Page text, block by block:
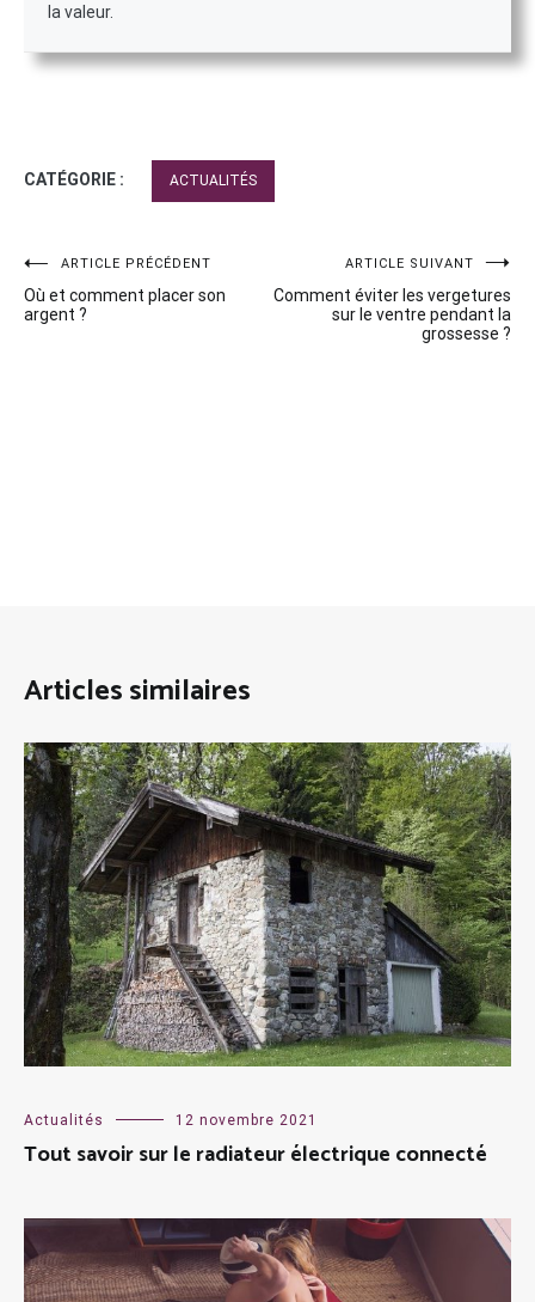
la valeur.
CATÉGORIE : ACTUALITÉS
Navigation
de
ARTICLE PRÉCÉDENT
Où et comment placer son
argent ?
ARTICLE SUIVANT
Comment éviter les vergetures
sur le ventre pendant la
grossesse ?
Articles similaires
Actualités 12 novembre 2021
Tout savoir sur le radiateur électrique connecté